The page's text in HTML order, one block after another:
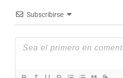
Subscribirse